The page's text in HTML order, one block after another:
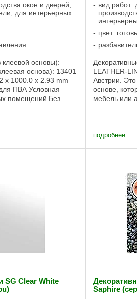
окон и дверей,
для интерьерных
клеевой основы):
основа): 13401
x 1000.0 x 2.93 mm
ПВА Условная
помещений Без
клеевая основа ...
вид работ:
цвет:
LEATHER-
Австрии.
основе,
мебель или
подробнее
SG Clear White
Saphire